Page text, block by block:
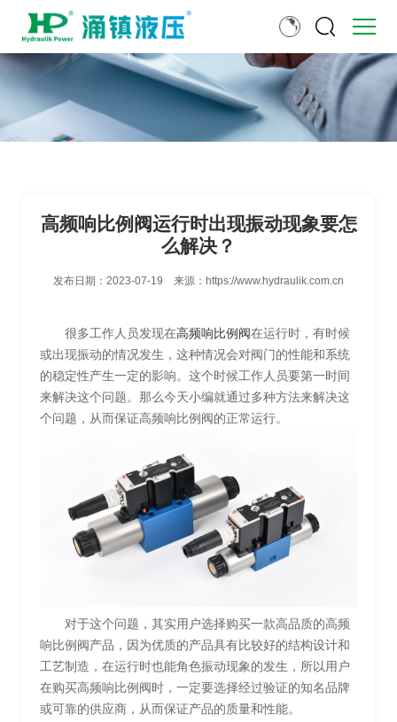
高频响比例阀运行时出现振动现象要怎
么解决？
发布日期： 2023-07-19 来源： https://www.hydraulik.com.cn
很多工作人员发现在高频响比例阀在运行时，有时候
或出现振动的情况发生，这种情况会对阀门的性能和系统
的稳定性产生一定的影响。这个时候工作人员要第一时间
来解决这个问题。那么今天小编就通过多种方法来解决这
个问题，从而保证高频响比例阀的正常运行。
对于这个问题，其实用户选择购买一款高品质的高频
响比例阀产品，因为优质的产品具有比较好的结构设计和
工艺制造，在运行时也能角色振动现象的发生，所以用户
在购买高频响比例阀时，一定要选择经过验证的知名品牌
或可靠的供应商，从而保证产品的质量和性能。